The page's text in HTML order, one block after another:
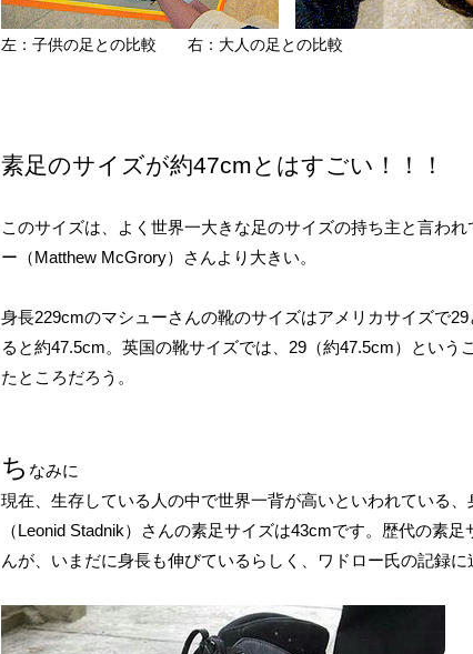
左：子供の足との比較 右：大人の足との比較
素足のサイズが約47cmとはすごい！！！
このサイズは、よく世界一大きな足のサイズの持ち主と言わ
ー（Matthew McGrory）さんより大きい。
身長229cmのマシューさんの靴のサイズはアメリカサイズで
ると約47.5cm。英国の靴サイズでは、29（約47.5cm）という
たところだろう。
ち なみに
現在、生存している人の中で世界一背が高いといわれている
（Leonid Stadnik）さんの素足サイズは43cmです。歴代の素
んが、いまだに身長も伸びているらしく、ワドロー氏の記録